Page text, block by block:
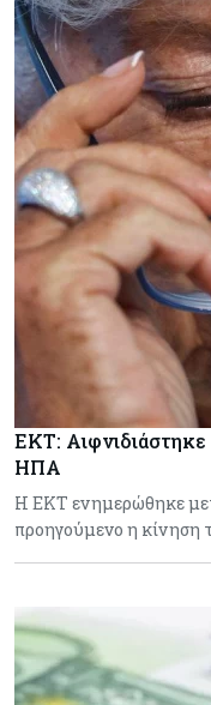
ΕΚΤ:
ΗΠΑ
Η ΕΚΤ ενημερώθηκε
προηγούμενο η